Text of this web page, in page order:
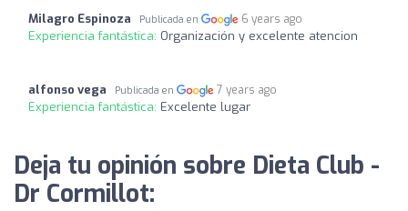
Milagro Espinoza Publicada en 6 years ago
Experiencia fantástica: Organización y excelente atencion
alfonso vega Publicada en 7 years ago
Experiencia fantástica: Excelente lugar
Deja tu opinión sobre Dieta Club -
Dr Cormillot: